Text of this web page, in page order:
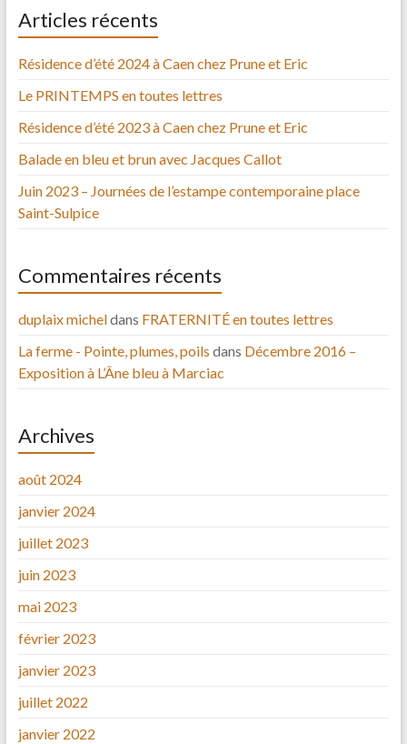
Articles récents
Résidence d’été 2024 à Caen chez Prune et Eric
Le PRINTEMPS en toutes lettres
Résidence d’été 2023 à Caen chez Prune et Eric
Balade en bleu et brun avec Jacques Callot
Juin 2023 – Journées de l’estampe contemporaine place
Saint-Sulpice
Commentaires récents
duplaix micheldans FRATERNITÉ en toutes lettres
La ferme - Pointe, plumes, poils dans Décembre 2016 –
Exposition à L’Âne bleu à Marciac
Archives
août 2024
janvier 2024
juillet 2023
juin 2023
mai 2023
février 2023
janvier 2023
juillet 2022
janvier 2022